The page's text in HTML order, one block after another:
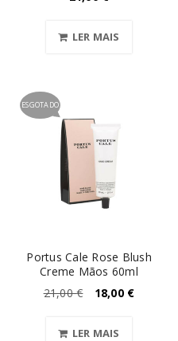
LER MAIS
ESGOTADO
Portus Cale Rose Blush
Creme Mãos 60ml
21,00€ 18,00 €
LER MAIS